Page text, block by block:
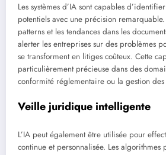
Les systèmes d’IA sont capables
potentiels avec une précision remarquable.
patterns et les tendances dans les
alerter les entreprises sur des problèmes
se transforment en litiges coûteux. Cette
particulièrement précieuse dans des
conformité réglementaire ou la gestion des
Veille juridique intelligente
L’IA peut également être utilisée pour
continue et personnalisée. Les algorithmes